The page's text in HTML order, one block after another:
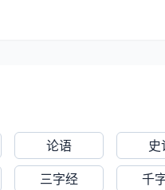
、景阳，才绮而相埒
论语
史
三字经 千